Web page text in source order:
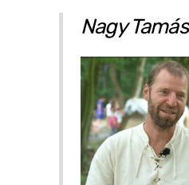
Nagy Tamás